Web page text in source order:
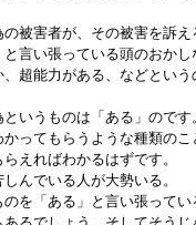
被害者が、その被害を訴え
言い張っている頭のおかし
超能力がある、などという
いうものは「ある」のです
ってもらうような種類のこ
えればわかるはずです。
んでいる人が大勢いる。
を「ある」と言い張ってい